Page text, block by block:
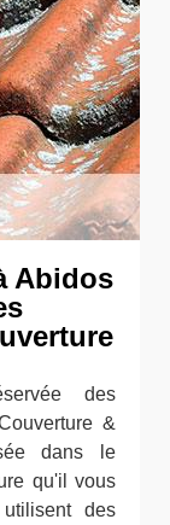
Abidos
des
&
dans le
qu'il vous
des